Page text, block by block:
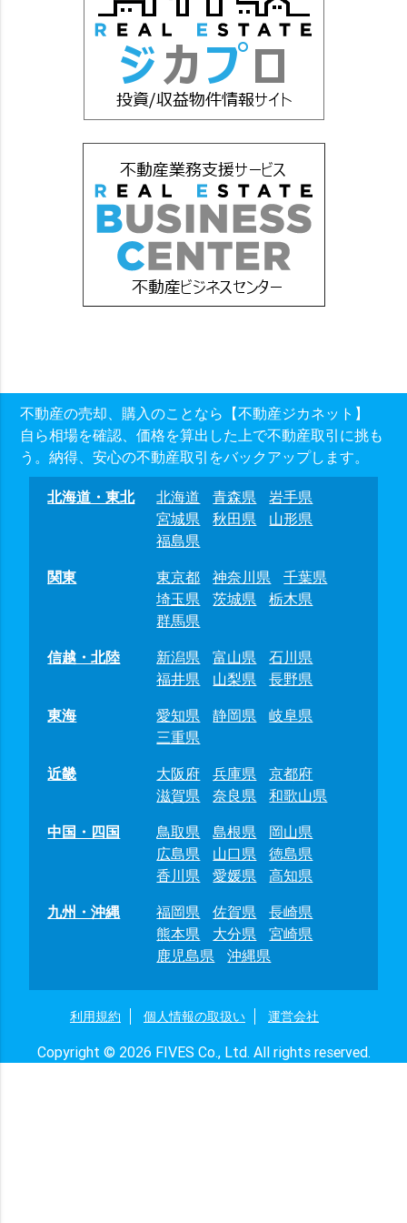
不動産の売却、購入のことなら【不動産ジカネット】
自ら相場を確認、価格を算出した上で不動産取引に挑も
う。納得、安心の不動産取引をバックアップします。
北海道・東北 北海道 青森県
岩手県
宮城県
秋田県
山形県
福島県
関東
東京都 神奈川県
千葉県
埼玉県
茨城県
栃木県
群馬県
信越・北陸
新潟県 富山県
石川県
福井県
山梨県
長野県
東海
愛知県 静岡県
岐阜県
三重県
近畿
大阪府 兵庫県
京都府
滋賀県
奈良県
和歌山県
中国・四国
鳥取県 島根県
岡山県
広島県
山口県
徳島県
香川県
愛媛県
高知県
九州・沖縄
福岡県 佐賀県
長崎県
熊本県
大分県
宮崎県
鹿児島県
沖縄県
利用規約 個人情報の取扱い 運営会社
Copyright © 2026 FIVES Co., Ltd. All rights reserved.